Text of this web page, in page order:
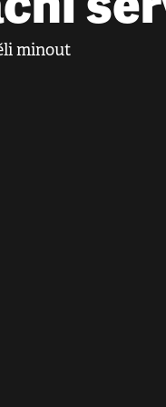
minout